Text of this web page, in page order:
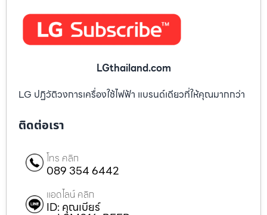
LGthailand.com
LG ปฏิวัติวงการเครื่องใช้ไฟฟ้า แบรนด์เดียวที่ให้คุณมากกว่า
ติดต่อเรา
โทร คลิก
089 354 6442
แอดไลน์ คลิก
ID: คุณเบียร์